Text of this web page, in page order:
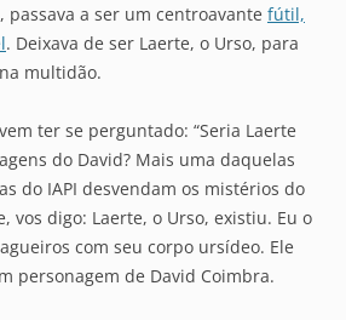
passava a ser um centroavante fútil,
. Deixava de ser Laerte, o Urso, para
multidão.
ter se perguntado: “Seria Laerte
do David? Mais uma daquelas
do IAPI desvendam os mistérios do
vos digo: Laerte, o Urso, existiu. Eu o
com seu corpo ursídeo. Ele
personagem de David Coimbra.